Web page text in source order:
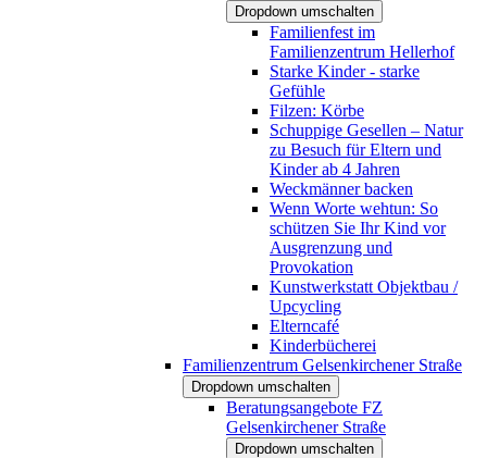
Dropdown umschalten
Familienfest im
Familienzentrum Hellerhof
Starke Kinder - starke
Gefühle
Filzen: Körbe
Schuppige Gesellen – Natur
zu Besuch für Eltern und
Kinder ab 4 Jahren
Weckmänner backen
Wenn Worte wehtun: So
schützen Sie Ihr Kind vor
Ausgrenzung und
Provokation
Kunstwerkstatt Objektbau /
Upcycling
Elterncafé
Kinderbücherei
Familienzentrum Gelsenkirchener Straße
Dropdown umschalten
Beratungsangebote FZ
Gelsenkirchener Straße
Dropdown umschalten